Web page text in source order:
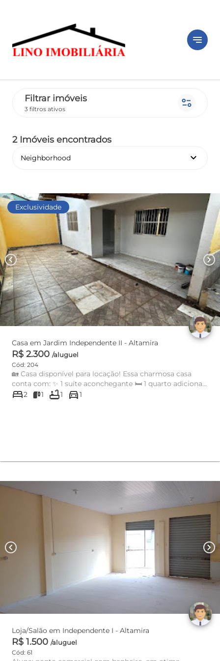
notes
Filtrar imóveis
3 filtros ativos page_info
2 Imóveis encontrados
Neighborhood keyboard_arrow_down
Exclusividade
chevron_left chevron_right
Casa em Jardim Independente II - Altamira
R$ 2.300 /aluguel
Cód: 204
🏡 Casa disponível para locação! Essa charmosa casa
conta com: ✨ 1 suíte aconchegante 🛏️ 1 quarto adicional
🚿 1 banhei...
bed2 1 bathtub1 directions_car1
chevron_left chevron_right
Loja/Salão em Independente I - Altamira
R$ 1.500 /aluguel
Cód: 61